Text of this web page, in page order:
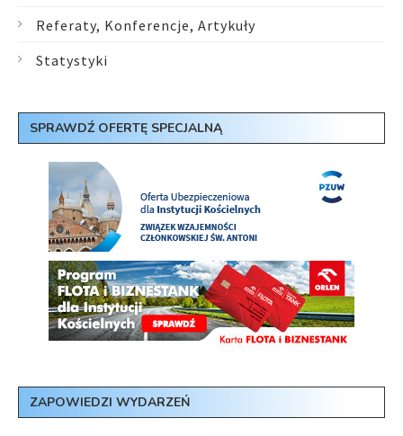
Referaty, Konferencje, Artykuły
Statystyki
SPRAWDŹ OFERTĘ SPECJALNĄ
ZAPOWIEDZI WYDARZEŃ